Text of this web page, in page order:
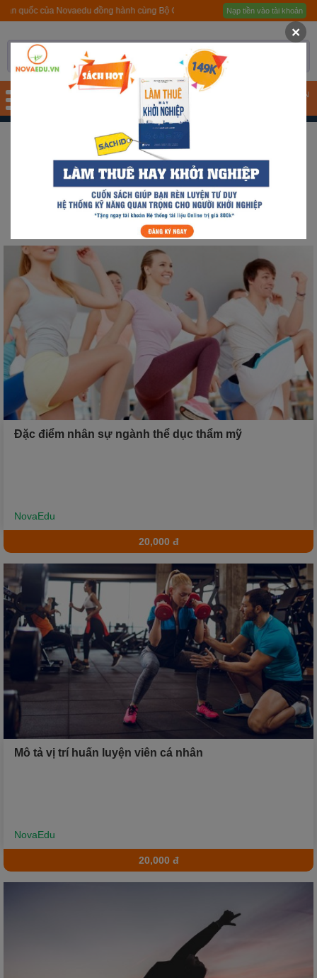
Trang chủ
Giới thiệu
Quy trình hướng nghiệp
Tài liệu
Nhóm ngành nghề
Gương sáng học sinh -
người nổi tiếng
Xu hướng ngành nghề
Hỗ trợ
$ Nạp tiền
của Novaedu đồng hành cùng Bộ GD&ĐT Nạp tiền vào tài khoản
TÀI KHOẢN
THỂ DỤC THẨM MỸ
Sắp xếp theo mặc định
Sắp xếp theo giá bán
Đặc điểm nhân sự ngành thể dục thẩm mỹ
NovaEdu
20,000 đ
Mô tả vị trí huấn luyện viên cá nhân
NovaEdu
20,000 đ
×